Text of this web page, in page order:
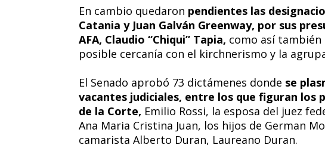
En cambio quedaron pendientes las
Catania y Juan Galván Greenway, por sus
AFA, Claudio “Chiqui” Tapia, como así también
posible cercanía con el kirchnerismo y la
El Senado aprobó 73 dictámenes donde se
vacantes judiciales, entre los que figuran los
de la Corte, Emilio Rossi, la esposa del juez
Ana Maria Cristina Juan, los hijos de German
camarista Alberto Duran, Laureano Duran.